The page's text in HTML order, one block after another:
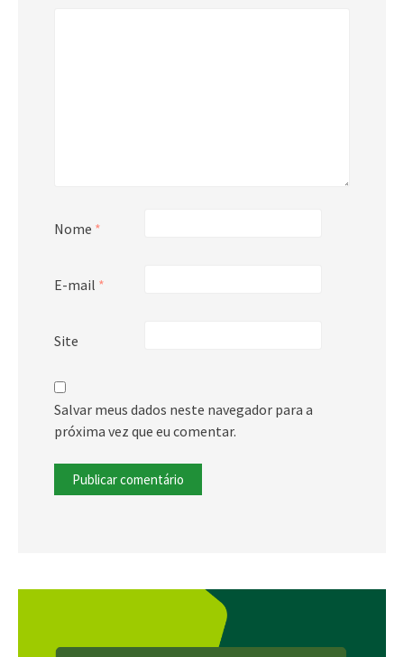
Nome *
E-mail *
Site
Salvar meus dados neste navegador para a
próxima vez que eu comentar.